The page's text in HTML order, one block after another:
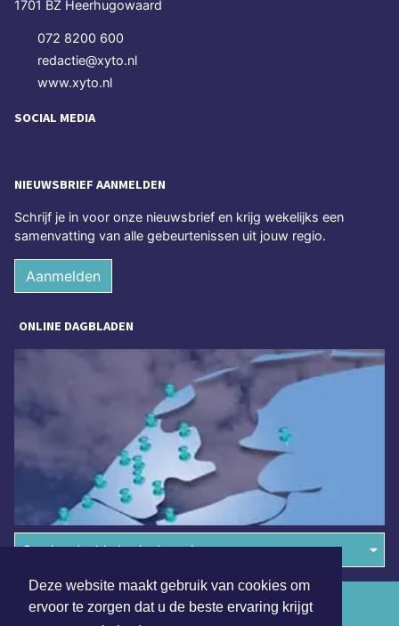
Deze website maakt gebruik van cookies om
ervoor te zorgen dat u de beste ervaring krijgt
1701 BZ Heerhugowaard
072 8200 600
redactie@xyto.nl
www.xyto.nl
SOCIAL MEDIA
NIEUWSBRIEF AANMELDEN
Schrijf je in voor onze nieuwsbrief en krijg wekelijks een
samenvatting van alle gebeurtenissen uit jouw regio.
Aanmelden
ONLINE DAGBLADEN
Overige dagbladen in de regio
Algemene voorwaarden